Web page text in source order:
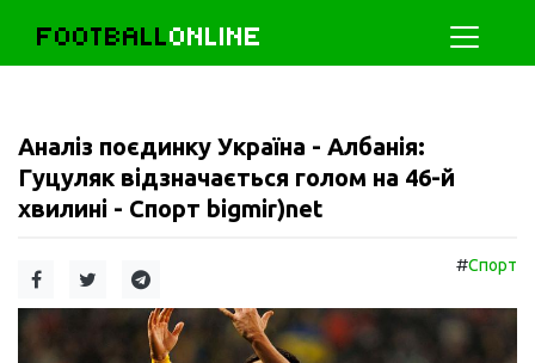
FOOTBALLONLINE
Аналіз поєдинку Україна - Албанія:
Гуцуляк відзначається голом на 46-й
хвилині - Спорт bigmir)net
#Спорт